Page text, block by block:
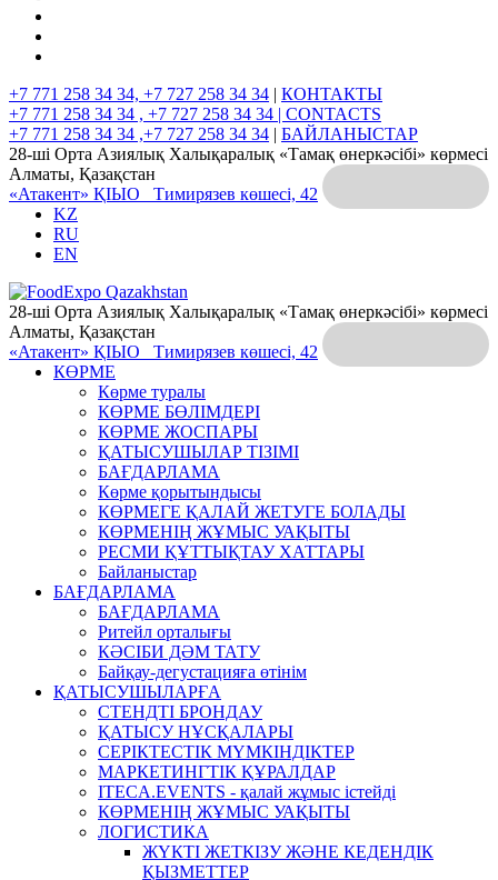
+7 771 258 34 34, +7 727 258 34 34 | КОНТАКТЫ
+7 771 258 34 34 , +7 727 258 34 34 | CONTACTS
+7 771 258 34 34 ,+7 727 258 34 34 | БАЙЛАНЫСТАР
28-ші Орта Азиялық Халықаралық «Тамақ өнеркәсібі» көрмесі
Алматы, Қазақстан
«Атакент» ҚІЫО Тимирязев көшесі, 42
KZ
RU
EN
28-ші Орта Азиялық Халықаралық «Тамақ өнеркәсібі» көрмесі
Алматы, Қазақстан
«Атакент» ҚІЫО Тимирязев көшесі, 42
КӨРМЕ
Көрме туралы
КӨРМЕ БӨЛІМДЕРІ
КӨРМЕ ЖОСПАРЫ
ҚАТЫСУШЫЛАР ТІЗІМІ
БАҒДАРЛАМА
Көрме қорытындысы
КӨРМЕГЕ ҚАЛАЙ ЖЕТУГЕ БОЛАДЫ
КӨРМЕНІҢ ЖҰМЫС УАҚЫТЫ
РЕСМИ ҚҰТТЫҚТАУ ХАТТАРЫ
Байланыстар
БАҒДАРЛАМА
БАҒДАРЛАМА
Ритейл орталығы
КӘСІБИ ДӘМ ТАТУ
Байқау-дегустацияға өтінім
ҚАТЫСУШЫЛАРҒА
СТЕНДТІ БРОНДАУ
ҚАТЫСУ НҰСҚАЛАРЫ
СЕРІКТЕСТІК МҮМКІНДІКТЕР
МАРКЕТИНГТІК ҚҰРАЛДАР
ITECA.EVENTS - қалай жұмыс істейді
КӨРМЕНІҢ ЖҰМЫС УАҚЫТЫ
ЛОГИСТИКА
ЖҮКТІ ЖЕТКІЗУ ЖӘНЕ КЕДЕНДІК
ҚЫЗМЕТТЕР